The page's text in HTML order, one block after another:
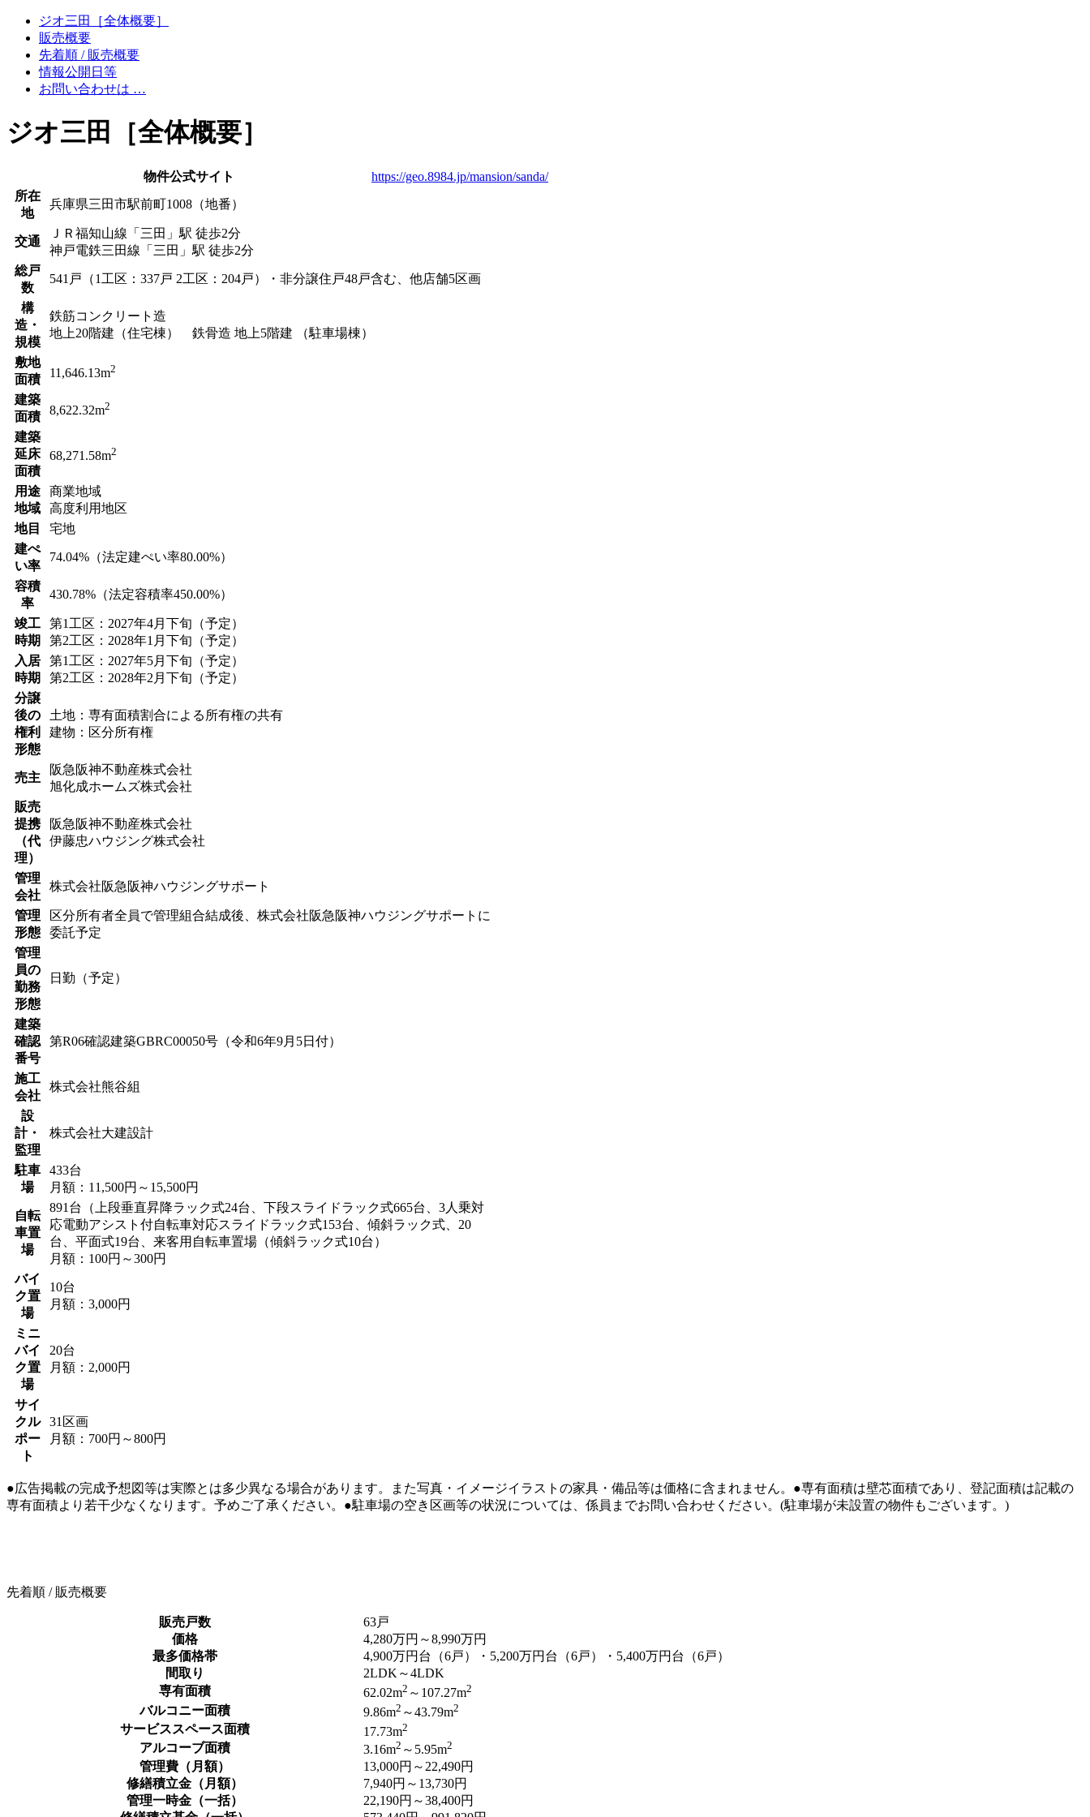
ジオ三田［全体概要］
販売概要
先着順 / 販売概要
情報公開日等
お問い合わせは …
ジオ三田［全体概要］
物件公式サイト
https://geo.8984.jp/mansion/sanda/
所在
地
兵庫県三田市駅前町1008（地番）
交通
ＪＲ福知山線「三田」駅 徒歩2分
神戸電鉄三田線「三田」駅 徒歩2分
総戸
数
541戸（1工区：337戸 2工区：204戸）・非分譲住戸48戸含む、他店舗5区画
構
造・
規模
鉄筋コンクリート造
地上20階建（住宅棟） 鉄骨造 地上5階建 （駐車場棟）
敷地
面積
11,646.13m2
建築
面積
8,622.32m2
建築
延床
面積
68,271.58m2
用途
地域
商業地域
高度利用地区
地目
宅地
建ぺ
い率
74.04%（法定建ぺい率80.00%）
容積
率
430.78%（法定容積率450.00%）
竣工
時期
第1工区：2027年4月下旬（予定）
第2工区：2028年1月下旬（予定）
入居
時期
第1工区：2027年5月下旬（予定）
第2工区：2028年2月下旬（予定）
分譲
後の
権利
形態
土地：専有面積割合による所有権の共有
建物：区分所有権
売主
阪急阪神不動産株式会社
旭化成ホームズ株式会社
販売
提携
（代
理）
阪急阪神不動産株式会社
伊藤忠ハウジング株式会社
管理
会社
株式会社阪急阪神ハウジングサポート
管理
形態
区分所有者全員で管理組合結成後、株式会社阪急阪神ハウジングサポートに
委託予定
管理
員の
勤務
形態
日勤（予定）
建築
確認
番号
第R06確認建築GBRC00050号（令和6年9月5日付）
施工
会社
株式会社熊谷組
設
計・
監理
株式会社大建設計
駐車
場
433台
月額：11,500円～15,500円
自転
車置
場
891台（上段垂直昇降ラック式24台、下段スライドラック式665台、3人乗対
応電動アシスト付自転車対応スライドラック式153台、傾斜ラック式、20
台、平面式19台、来客用自転車置場（傾斜ラック式10台）
月額：100円～300円
バイ
ク置
場
10台
月額：3,000円
ミニ
バイ
ク置
場
20台
月額：2,000円
サイ
クル
ポー
ト
31区画
月額：700円～800円
●広告掲載の完成予想図等は実際とは多少異なる場合があります。また写真・イメージイラストの家具・備品等は価格に含まれません。●専有面積は壁芯面積であり、登記面積は記載の
専有面積より若干少なくなります。予めご了承ください。●駐車場の空き区画等の状況については、係員までお問い合わせください。(駐車場が未設置の物件もございます。)
先着順 / 販売概要
販売戸数
63戸
価格
4,280万円～8,990万円
最多価格帯
4,900万円台（6戸）・5,200万円台（6戸）・5,400万円台（6戸）
間取り
2LDK～4LDK
専有面積
62.02m2 ～107.27m2
バルコニー面積 9.86m2 ～43.79m2
サービススペース面積 17.73m2
アルコーブ面積 3.16m2 ～5.95m2
管理費（月額）
13,000円～22,490円
修繕積立金（月額）
7,940円～13,730円
管理一時金（一括）
22,190円～38,400円